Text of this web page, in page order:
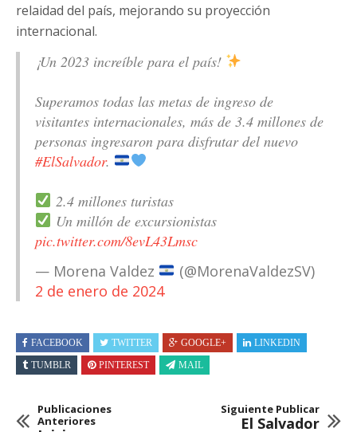
relaidad del país, mejorando su proyección
internacional.
¡Un 2023 increíble para el país!
Superamos todas las metas de ingreso de
visitantes internacionales, más de 3.4 millones de
personas ingresaron para disfrutar del nuevo
#ElSalvador.
2.4 millones turistas
Un millón de excursionistas
pic.twitter.com/8evL43Lmsc
— Morena Valdez
(@MorenaValdezSV)
2 de enero de 2024
FACEBOOK TWITTER GOOGLE+
LINKEDIN
TUMBLR
PINTEREST MAIL
Publicaciones
Anteriores
Siguiente Publicar
El Salvador